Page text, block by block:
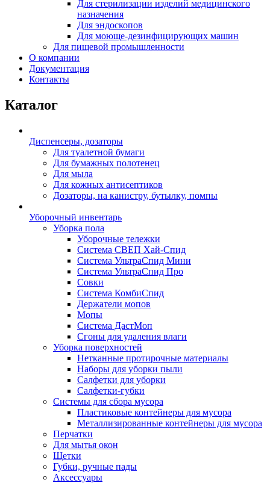
Для стерилизации изделий медицинского
назначения
Для эндоскопов
Для моюще-дезинфицирующих машин
Для пищевой промышленности
О компании
Документация
Контакты
Каталог
Диспенсеры, дозаторы
Для туалетной бумаги
Для бумажных полотенец
Для мыла
Для кожных антисептиков
Дозаторы, на канистру, бутылку, помпы
Уборочный инвентарь
Уборка пола
Уборочные тележки
Система СВЕП Хай-Спид
Система УльтраСпид Мини
Система УльтраСпид Про
Совки
Система КомбиСпид
Держатели мопов
Мопы
Система ДастМоп
Сгоны для удаления влаги
Уборка поверхностей
Нетканные протирочные материалы
Наборы для уборки пыли
Салфетки для уборки
Салфетки-губки
Системы для сбора мусора
Пластиковые контейнеры для мусора
Металлизированные контейнеры для мусора
Перчатки
Для мытья окон
Щетки
Губки, ручные пады
Аксессуары